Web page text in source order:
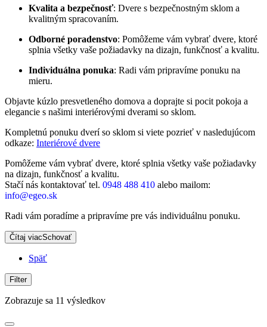
Kvalita a bezpečnosť: Dvere s bezpečnostným sklom a
kvalitným spracovaním.
Odborné poradenstvo: Pomôžeme vám vybrať dvere, ktoré
splnia všetky vaše požiadavky na dizajn, funkčnosť a kvalitu.
Individuálna ponuka: Radi vám pripravíme ponuku na
mieru.
Objavte kúzlo presvetleného domova a doprajte si pocit pokoja a
elegancie s našimi interiérovými dverami so sklom.
Kompletnú ponuku dverí so sklom si viete pozrieť v nasledujúcom
odkaze: Interiérové dvere
Pomôžeme vám vybrať dvere, ktoré splnia všetky vaše požiadavky
na dizajn, funkčnosť a kvalitu.
Stačí nás kontaktovať tel. 0948 488 410 alebo mailom:
info@egeo.sk
Radi vám poradíme a pripravíme pre vás individuálnu ponuku.
Čítaj viacSchovať
Späť
Filter
Zobrazuje sa 11 výsledkov